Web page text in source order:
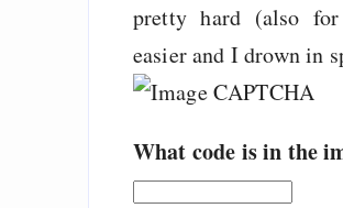
pretty hard (also
easier and I drown in
What code is in the
Die
I